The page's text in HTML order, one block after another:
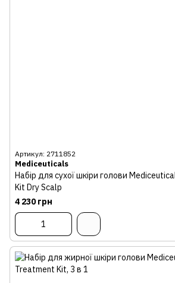
Артикул: 2711852
Mediceuticals
Набір для сухої шкіри голови
Kit Dry Scalp
4 230 грн